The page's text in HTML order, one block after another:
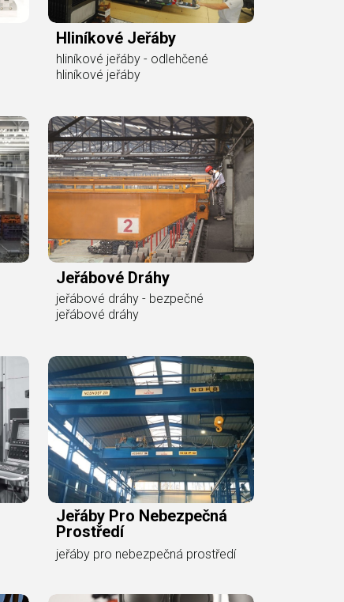
Hliníkové Jeřáby
hliníkové jeřáby - odlehčené
hliníkové jeřáby
Jeřábové Dráhy
jeřábové dráhy - bezpečné
jeřábové dráhy
Jeřáby Pro Nebezpečná
Prostředí
jeřáby pro nebezpečná prostředí